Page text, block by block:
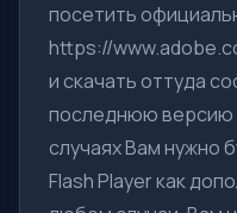
посетить
https://
и скачать оттуда
последнюю версию
случаях Вам нужно
Flash Player как